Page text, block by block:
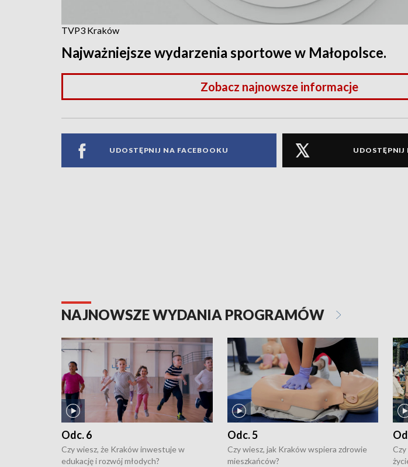
TVP3 Kraków
Najważniejsze wydarzenia sportowe w Małopolsce.
Zobacz najnowsze informacje
UDOSTĘPNIJ NA FACEBOOKU UDOSTĘPNIJ
NAJNOWSZE WYDANIA PROGRAMÓW
Odc. 6
Czy wiesz, że Kraków inwestuje w
edukację i rozwój młodych?
Odc. 5
Czy wiesz, jak Kraków wspiera zdrowie
mieszkańców?